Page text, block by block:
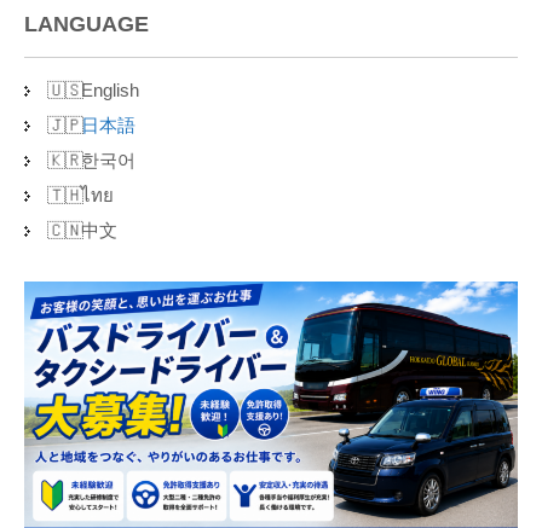
LANGUAGE
English
日本語
한국어
ไทย
中文